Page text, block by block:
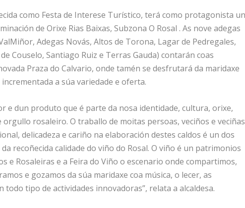
como Festa de Interese Turístico, terá como protagonista
de Orixe Rias Baixas, Subzona O Rosal . As nove adegas
Adegas Novás, Altos de Torona, Lagar de Pedregales,
Couselo, Santiago Ruiz e Terras Gauda) contarán coas
Praza do Calvario, onde tamén se desfrutará da maridaxe
a súa variedade e oferta.
e dun produto que é parte da nosa identidade, cultura, orixe,
rosaleiro. O traballo de moitas persoas, veciños e
delicadeza e cariño na elaboración destes caldos é un dos
recoñecida calidade do viño do Rosal. O viño é un patrimonios
e Rosaleiras e a Feira do Viño o escenario onde compartimos,
e gozamos da súa maridaxe coa música, o lecer, as
todo tipo de actividades innovadoras”, relata a alcaldesa.